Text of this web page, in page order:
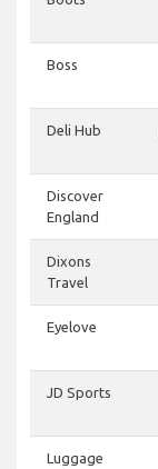
Boss
Deli Hub
Discover
England
Dixons
Travel
Eyelove
JD Sports
Luggage